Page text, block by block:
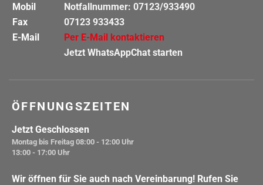
Mobil
Notfallnummer: 07123/933490
Fax
07123 933433
E-Mail
Per E-Mail kontaktieren
Jetzt WhatsAppChat starten
ÖFFNUNGSZEITEN
Jetzt Geschlossen
Montag bis Freitag 08:00 - 12:00 Uhr
13:00 - 17:00 Uhr
Wir öffnen für Sie auch nach Vereinbarung! Rufen Sie